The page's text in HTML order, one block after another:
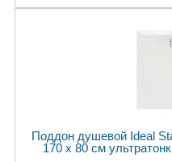
Поддон душевой Ideal
170 x 80 см